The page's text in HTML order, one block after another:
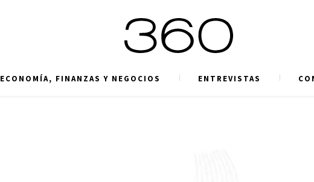
ECONOMÍA, FINANZAS Y NEGOCIOS ENTREVISTAS